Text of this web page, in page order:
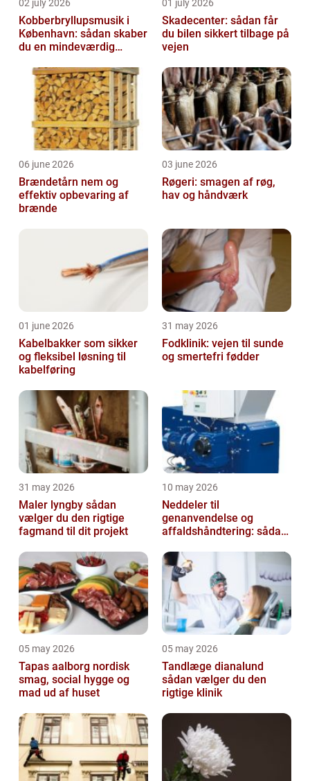
02 july 2026
Kobberbryllupsmusik i
København: sådan skaber
du en mindeværdig
01 july 2026
Skadecenter: sådan får
du bilen sikkert tilbage på
vejen
06 june 2026
Brændetårn nem og
effektiv opbevaring af
brænde
03 june 2026
Røgeri: smagen af røg,
hav og håndværk
01 june 2026
Kabelbakker som sikker
og fleksibel løsning til
kabelføring
31 may 2026
Fodklinik: vejen til sunde
og smertefri fødder
31 may 2026
Maler lyngby sådan
vælger du den rigtige
fagmand til dit projekt
10 may 2026
Neddeler til
genanvendelse og
affaldshåndtering: sådan
05 may 2026
Tapas aalborg nordisk
smag, social hygge og
mad ud af huset
05 may 2026
Tandlæge dianalund
sådan vælger du den
rigtige klinik